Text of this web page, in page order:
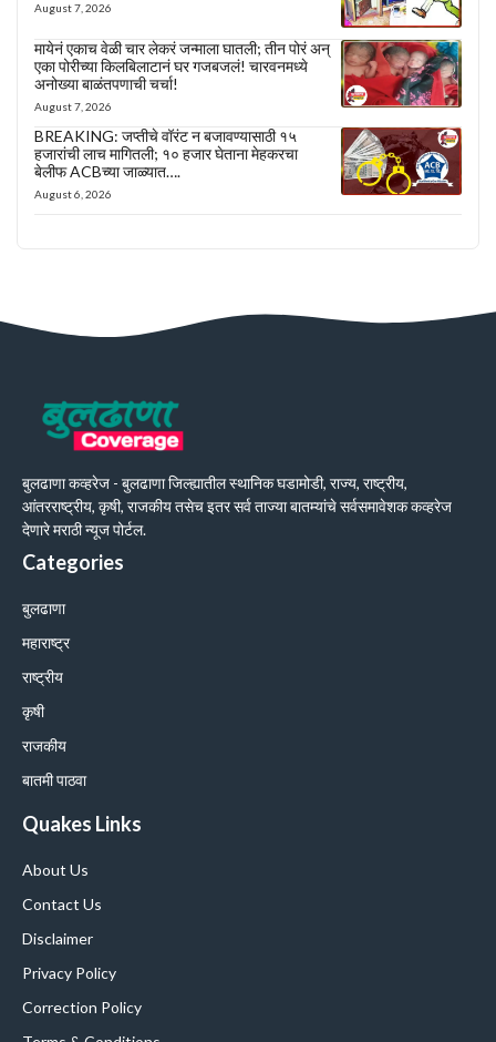
August 7, 2026
मायेनं एकाच वेळी चार लेकरं जन्माला घातली; तीन पोरं अन्
एका पोरीच्या किलबिलाटानं घर गजबजलं! चारवनमध्ये
अनोख्या बाळंतपणाची चर्चा!
August 7, 2026
BREAKING: जप्तीचे वॉरंट न बजावण्यासाठी १५
हजारांची लाच मागितली; १० हजार घेताना मेहकरचा
बेलीफ ACBच्या जाळ्यात….
August 6, 2026
बुलढाणा कव्हरेज - बुलढाणा जिल्ह्यातील स्थानिक घडामोडी, राज्य, राष्ट्रीय,
आंतरराष्ट्रीय, कृषी, राजकीय तसेच इतर सर्व ताज्या बातम्यांचे सर्वसमावेशक कव्हरेज
देणारे मराठी न्यूज पोर्टल.
Categories
बुलढाणा
महाराष्ट्र
राष्ट्रीय
कृषी
राजकीय
बातमी पाठवा
Quakes Links
About Us
Contact Us
Disclaimer
Privacy Policy
Correction Policy